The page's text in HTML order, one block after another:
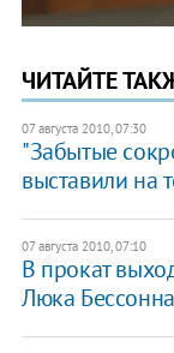
ЧИТАЙТЕ
07 августа 2010, 07:30
"Забытые
выставили на
07 августа 2010, 07:10
В прокат
Люка Бессонна